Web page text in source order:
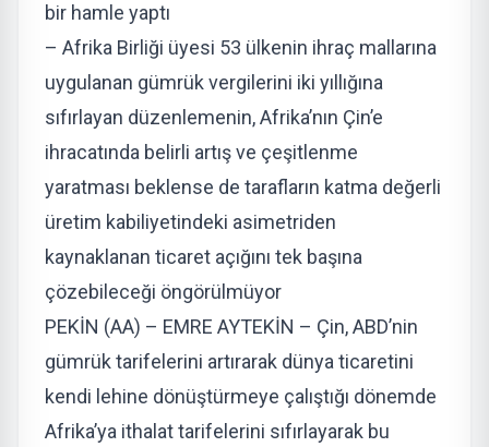
bir hamle yaptı
– Afrika Birliği üyesi 53 ülkenin ihraç mallarına
uygulanan gümrük vergilerini iki yıllığına
sıfırlayan düzenlemenin, Afrika’nın Çin’e
ihracatında belirli artış ve çeşitlenme
yaratması beklense de tarafların katma değerli
üretim kabiliyetindeki asimetriden
kaynaklanan ticaret açığını tek başına
çözebileceği öngörülmüyor
PEKİN (AA) – EMRE AYTEKİN – Çin, ABD’nin
gümrük tarifelerini artırarak dünya ticaretini
kendi lehine dönüştürmeye çalıştığı dönemde
Afrika’ya ithalat tarifelerini sıfırlayarak bu